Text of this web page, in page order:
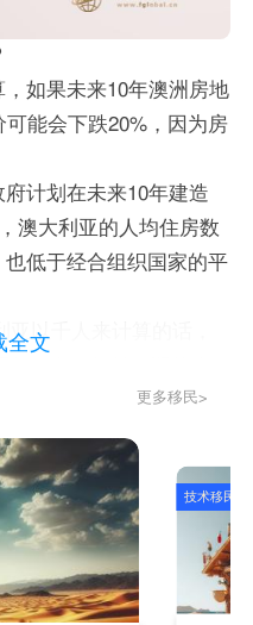
如果未来10年澳洲房地
能会下跌20%，因为房
计划在未来10年建造
澳大利亚的人均住房数
低于经合组织国家的平
亚以千人来计算的话，
亚也跟不上其他发达国
，2022年人均住房数
的90%。
，澳大利亚家庭住房支出
房者需要用29%的收入偿
比例跃升至46%，而长期
公认的还款压力水平。
全文
更多移民>
技术移民